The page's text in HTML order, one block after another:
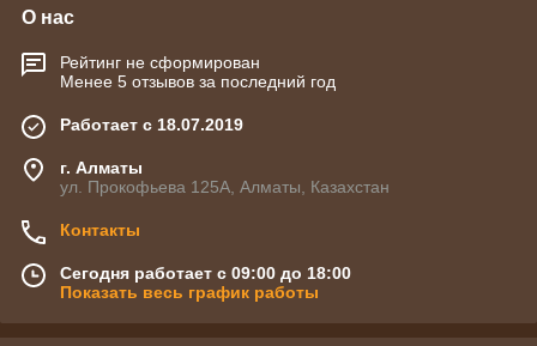
О нас
Рейтинг не сформирован
Менее 5 отзывов за последний год
Работает с 18.07.2019
г. Алматы
ул. Прокофьева 125А, Алматы, Казахстан
Контакты
Сегодня работает с 09:00 до 18:00
Показать весь график работы